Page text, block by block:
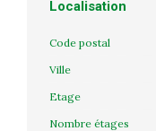
Localisation
Code postal
Ville
Etage
Nombre étages